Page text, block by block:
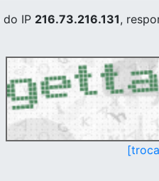
do IP 216.73.216.131,